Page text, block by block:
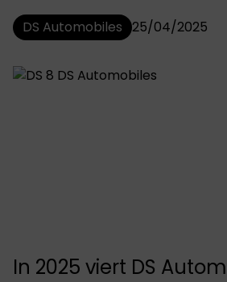
DS Automobiles 25/04/2025
In 2025 viert DS